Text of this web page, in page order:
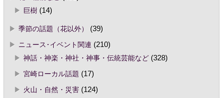
巨樹(14)
季節の話題（花以外）
(39)
ニュース･イベント関連 (210)
神話・神楽・神社・神事・伝統芸能など(328)
宮崎ローカル話題 (17)
火山・自然・災害(124)